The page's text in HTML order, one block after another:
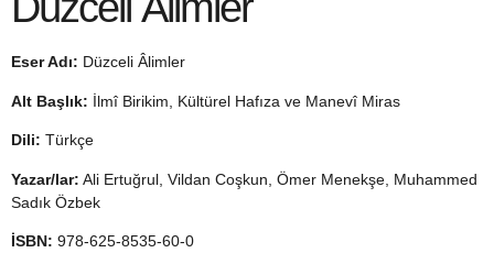
Eser Adı: Düzceli Âlimler
Alt Başlık: İlmî Birikim, Kültürel Hafıza ve Manevî Miras
Dili: Türkçe
Yazar/lar: Ali Ertuğrul, Vildan Coşkun, Ömer Menekşe, Muhammed
Sadık Özbek
İSBN: 978-625-8535-60-0